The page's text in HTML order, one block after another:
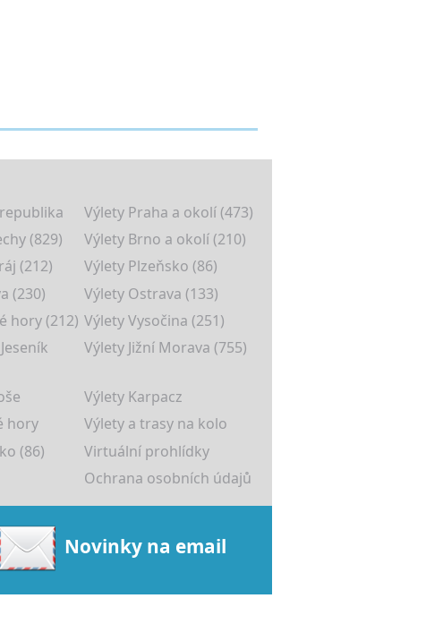
Výlety Praha a okolí (473)
(829)
Výlety Brno a okolí (210)
(212)
Výlety Plzeňsko (86)
(230)
Výlety Ostrava (133)
hory (212) Výlety Vysočina (251)
Výlety Jižní Morava (755)
Výlety Karpacz
hory
Výlety a trasy na kolo
(86)
Virtuální prohlídky
Ochrana osobních údajů
Novinky na email